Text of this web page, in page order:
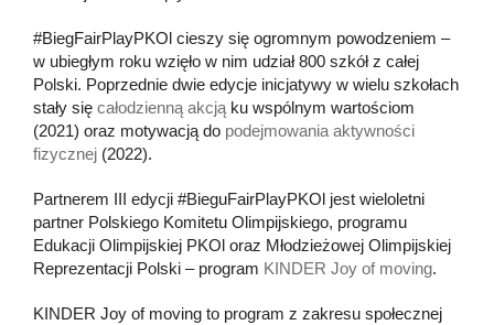
#BiegFairPlayPKOl cieszy się ogromnym powodzeniem –
w ubiegłym roku wzięło w nim udział 800 szkół z całej
Polski. Poprzednie dwie edycje inicjatywy w wielu szkołach
stały się całodzienną akcją ku wspólnym wartościom
(2021) oraz motywacją do podejmowania aktywności
fizycznej (2022).
Partnerem III edycji #BieguFairPlayPKOl jest wieloletni
partner Polskiego Komitetu Olimpijskiego, programu
Edukacji Olimpijskiej PKOl oraz Młodzieżowej Olimpijskiej
Reprezentacji Polski – program KINDER Joy of moving.
KINDER Joy of moving to program z zakresu społecznej